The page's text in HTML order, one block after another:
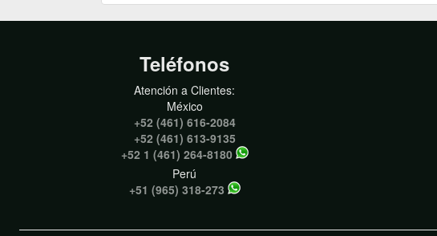
Teléfonos
Atención a Clientes:
México
+52 (461) 616-2084
+52 (461) 613-9135
+52 1 (461) 264-8180
Perú
+51 (965) 318-273